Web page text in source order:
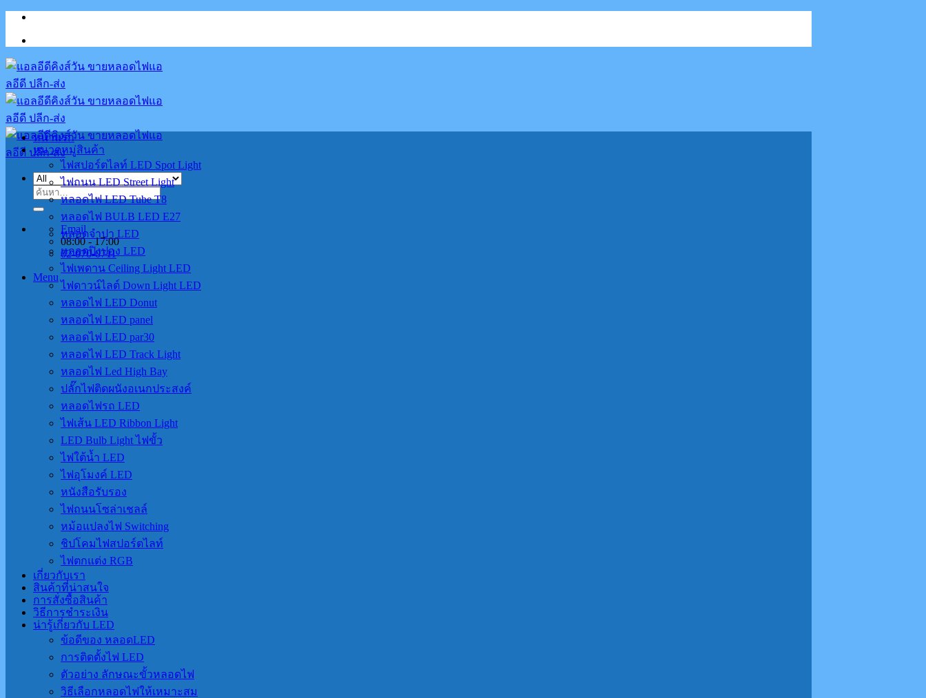
Skip
content
ค้นหา:
Email
08:00 - 17:00
02-070-0711
Menu
หน้าแรก
หมวดหมู่สินค้า
ไฟสปอร์ตไลท์ LED Spot Light
ไฟถนน LED Street Light
หลอดไฟ LED Tube T8
หลอดไฟ BULB LED E27
หลอดจำปา LED
หลอดปิงปอง LED
ไฟเพดาน Ceiling Light LED
ไฟดาวน์ไลต์ Down Light LED
หลอดไฟ LED Donut
หลอดไฟ LED panel
หลอดไฟ LED par30
หลอดไฟ LED Track Light
หลอดไฟ Led High Bay
ปลั๊กไฟติดผนังอเนกประสงค์
หลอดไฟรถ LED
ไฟเส้น LED Ribbon Light
LED Bulb Light ไฟขั้ว
ไฟใต้น้ำ LED
ไฟอุโมงค์ LED
หนังสือรับรอง
ไฟถนนโซล่าเชลล์
หม้อแปลงไฟ Switching
ชิปโคมไฟสปอร์ตไลท์
ไฟตกแต่ง RGB
เกี่ยวกับเรา
สินค้าที่น่าสนใจ
การสั่งซื้อสินค้า
วิธีการชำระเงิน
น่ารู้เกี่ยวกับ LED
ข้อดีของ หลอดLED
การติดตั้งไฟ LED
ตัวอย่าง ลักษณะขั้วหลอดไฟ
วิธีเลือกหลอดไฟให้เหมาะสม